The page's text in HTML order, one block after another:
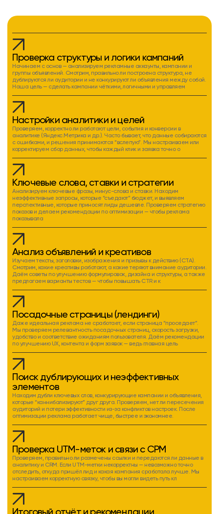
Проверка структуры и логики кампаний
Начинаем с основ — анализируем рекламные аккаунты, кампании и
группы объявлений. Смотрим, правильно ли построена структура, не
дублируются ли аудитории и не конкурируют ли объявления между собой.
Наша цель — сделать кампании чёткими, логичными и управляем
Настройки аналитики и целей
Проверяем, корректно ли работают цели, события и конверсии в
аналитике (Яндекс.Метрика и др.). Часто бывает, что данные собираются
с ошибками, и решения принимаются “вслепую”. Мы настраиваем или
корректируем сбор данных, чтобы каждый клик и заявка точно о
Ключевые слова, ставки и стратегии
Анализируем ключевые фразы, минус-слова и ставки. Находим
неэффективные запросы, которые “съедают” бюджет, и выявляем
перспективные, которые приносят лиды дешевле. Проверяем стратегию
показов и делаем рекомендации по оптимизации — чтобы реклама
показывала
Анализ объявлений и креативов
Изучаем тексты, заголовки, изображения и призывы к действию (CTA).
Смотрим, какие креативы работают, а какие теряют внимание аудитории.
Даём советы по улучшению формулировок, дизайна и структуры, а также
предлагаем варианты тестов — чтобы повышать CTR и к
Посадочные страницы (лендинги)
Даже идеальная реклама не сработает, если страница “проседает”.
Мы проверяем релевантность посадочных страниц, скорость загрузки,
удобство и соответствие ожиданиям пользователя. Даём рекомендации
по улучшению UX, контента и форм заявок — ведь главная цель
Поиск дублирующих и неэффективных
элементов
Находим дубли ключевых слов, конкурирующие кампании и объявления,
которые “каннибализируют” друг друга. Проверяем, нет ли пересечения
аудиторий и потери эффективности из-за конфликтов настроек. После
оптимизации реклама работает чище, быстрее и экономнее.
Проверка UTM-меток и связи с СРМ
Проверяем, правильно ли размечены ссылки и передаются ли данные в
аналитику и CRM. Если UTM-метки некорректны — невозможно точно
отследить, откуда пришёл лид и какая кампания сработала лучше. Мы
настраиваем корректную связку, чтобы вы могли видеть путь кл